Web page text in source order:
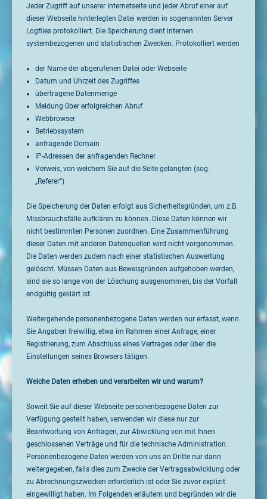
Jeder Zugriff auf unserer Internetseite und jeder Abruf einer auf
dieser Webseite hinterlegten Datei werden in sogenannten Server
Logfiles protokolliert. Die Speicherung dient internen
systembezogenen und statistischen Zwecken. Protokolliert werden
der Name der abgerufenen Datei oder Webseite
Datum und Uhrzeit des Zugriffes
übertragene Datenmenge
Meldung über erfolgreichen Abruf
Webbrowser
Betriebssystem
anfragende Domain
IP-Adressen der anfragenden Rechner
Verweis, von welchem Sie auf die Seite gelangten (sog.
„Referer“)
Die Speicherung der Daten erfolgt aus Sicherheitsgründen, um z.B.
Missbrauchsfälle aufklären zu können. Diese Daten können wir
nicht bestimmten Personen zuordnen. Eine Zusammenführung
dieser Daten mit anderen Datenquellen wird nicht vorgenommen.
Die Daten werden zudem nach einer statistischen Auswertung
gelöscht. Müssen Daten aus Beweisgründen aufgehoben werden,
sind sie so lange von der Löschung ausgenommen, bis der Vorfall
endgültig geklärt ist.
Weitergehende personenbezogene Daten werden nur erfasst, wenn
Sie Angaben freiwillig, etwa im Rahmen einer Anfrage, einer
Registrierung, zum Abschluss eines Vertrages oder über die
Einstellungen seines Browsers tätigen.
Welche Daten erheben und verarbeiten wir und warum?
Soweit Sie auf dieser Webseite personenbezogene Daten zur
Verfügung gestellt haben, verwenden wir diese nur zur
Beantwortung von Anfragen, zur Abwicklung von mit Ihnen
geschlossenen Verträge und für die technische Administration.
Personenbezogene Daten werden von uns an Dritte nur dann
weitergegeben, falls dies zum Zwecke der Vertragsabwicklung oder
zu Abrechnungszwecken erforderlich ist oder Sie zuvor explizit
eingewilligt haben. Im Folgenden erläutern und begründen wir die